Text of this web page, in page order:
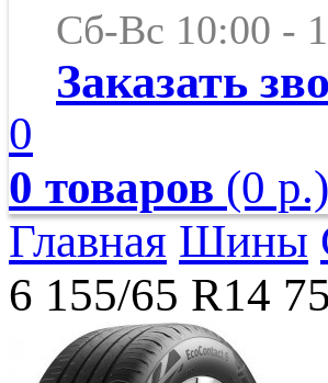
Сб-Вс 10:00 -
Заказать
0
0 товаров (0 р.)
Главная Шины
6 155/65 R14